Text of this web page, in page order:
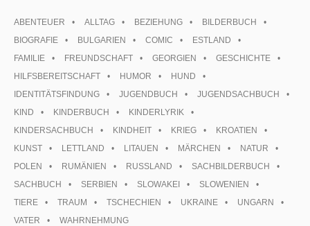
ABENTEUER ALLTAG BEZIEHUNG
BILDERBUCH
BIOGRAFIE
BULGARIEN COMIC
ESTLAND
FAMILIE
FREUNDSCHAFT GEORGIEN
GESCHICHTE
HILFSBEREITSCHAFT
HUMOR
HUND
IDENTITÄTSFINDUNG
JUGENDBUCH
JUGENDSACHBUCH
KIND
KINDERBUCH
KINDERLYRIK
KINDERSACHBUCH
KINDHEIT KRIEG
KROATIEN
KUNST
LETTLAND LITAUEN MÄRCHEN
NATUR
POLEN
RUMÄNIEN RUSSLAND
SACHBILDERBUCH
SACHBUCH
SERBIEN SLOWAKEI
SLOWENIEN
TIERE
TRAUM TSCHECHIEN UKRAINE
UNGARN
VATER
WAHRNEHMUNG